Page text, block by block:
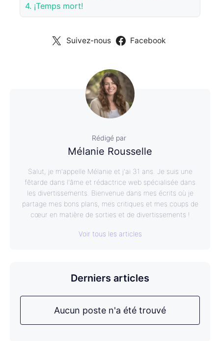
4. ¡Temps mort!
Suivez-nous Facebook
Rédigé par
Mélanie Rousselle
Salut, je m'appelle Mélanie et j'ai 31 ans. Je suis une
fêtarde dans l'âme et rédactrice web spécialisée dans
les divertissements. Bienvenue dans mes écrits où je
partage mes bons plans, mes critiques et mes coups de
cœur en matière de sorties et de divertissements !
Voir tous les articles
Derniers articles
Aucun poste n'a été trouvé